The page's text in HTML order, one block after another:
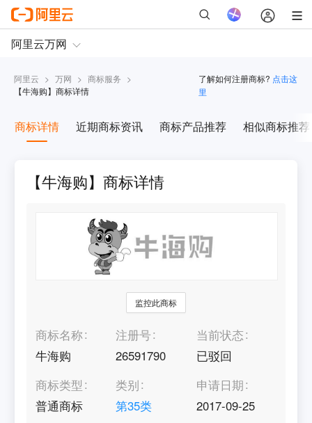
阿里云 > 万网 > 商标服务 >
【牛海购】商标详情
了解如何注册商标? 点击这
里
商标详情 近期商标资讯 商标产品推荐 相似商标推荐
【牛海购】商标详情
监控此商标
商标名称
牛海购
注册号
26591790
当前状态
已驳回
商标类型
普通商标
类别
第35类
申请日期
2017-09-25